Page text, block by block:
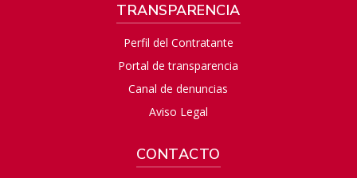
TRANSPARENCIA
Perfil del Contratante
Portal de transparencia
Canal de denuncias
Aviso Legal
CONTACTO